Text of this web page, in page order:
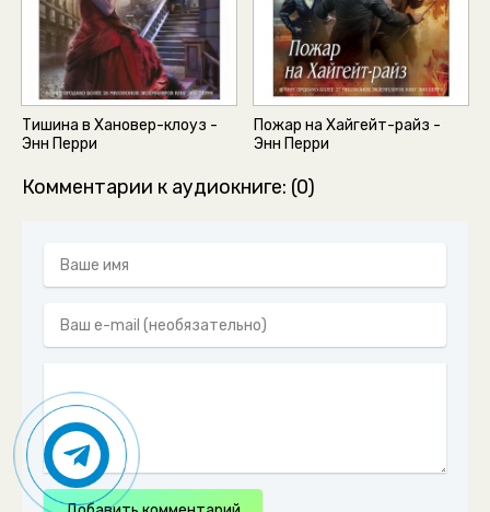
Тишина в Хановер-клоуз -
Энн Перри
Пожар на Хайгейт-райз -
Энн Перри
Комментарии к аудиокниге: (0)